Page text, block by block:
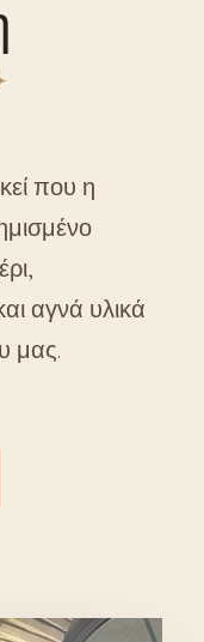
που η
αγνά υλικά
μας.